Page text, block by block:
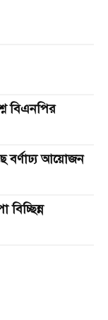
বিএনপির
বর্ণাঢ্য আয়োজন